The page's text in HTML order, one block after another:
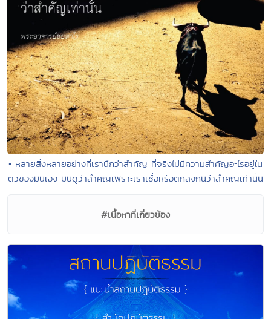
• หลายสิ่งหลายอย่างที่เรานึกว่าสำคัญ ที่จริงไม่มีความสำคัญอะไรอยู่ใน
ตัวของมันเอง มันดูว่าสำคัญเพราะเราเชื่อหรือตกลงกันว่าสำคัญเท่านั้น
#เนื้อหาที่เกี่ยวข้อง